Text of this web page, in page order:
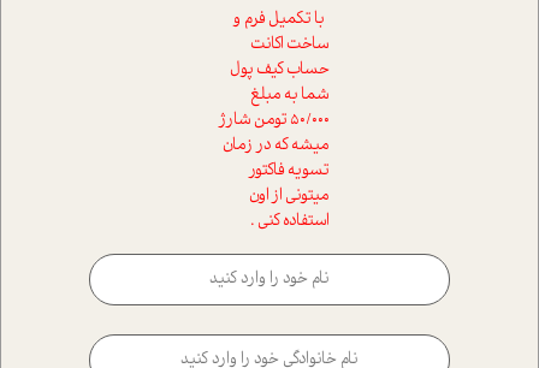
با تکمیل فرم و
ساخت اکانت
حساب کیف پول
شما به مبلغ
50/000 تومن شارژ
میشه که در زمان
تسویه فاکتور
میتونی از اون
استفاده کنی .